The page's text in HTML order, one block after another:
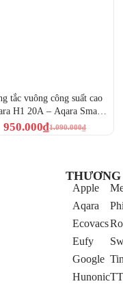
an toàn cho các
giới hạn, tránh
quả.
tắc vuông công suất cao
H1 20A – Aqara Smart
Wall Switch (WS-K01D)
1.090.000₫
950.000₫
Apple
Aqara
Ecovacs
Eufy
Google
Hunonic